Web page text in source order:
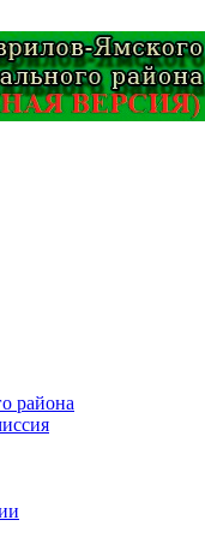
района